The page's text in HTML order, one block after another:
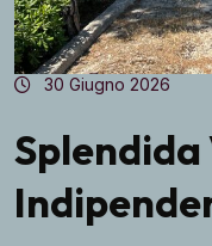
30 Giugno 2026